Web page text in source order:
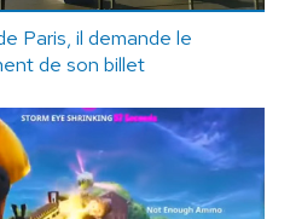
Paris, il demande le
de son billet